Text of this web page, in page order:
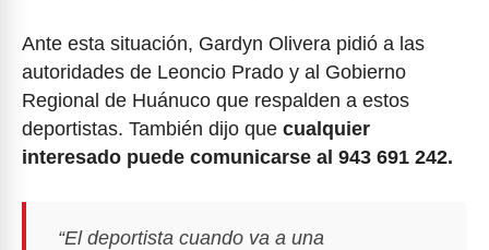
Ante esta situación, Gardyn Olivera pidió a las
autoridades de Leoncio Prado y al Gobierno
Regional de Huánuco que respalden a estos
deportistas. También dijo que cualquier
interesado puede comunicarse al 943 691 242.
“El deportista cuando va a una